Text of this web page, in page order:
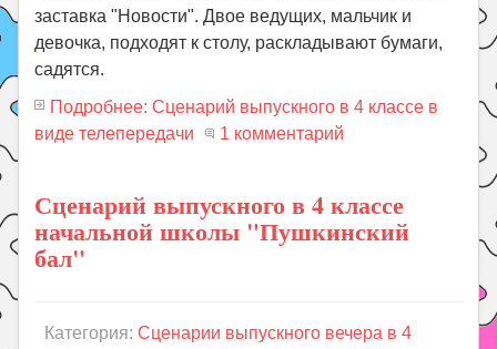
заставка "Новости". Двое ведущих, мальчик и
девочка, подходят к столу, раскладывают бумаги,
садятся.
Подробнее: Сценарий выпускного в 4 классе в
виде телепередачи
1 комментарий
Сценарий выпускного в 4 классе
начальной школы "Пушкинский
бал"
Категория:Сценарии выпускного вечера в 4